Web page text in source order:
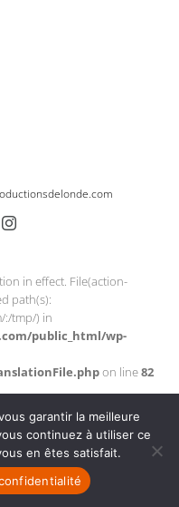
Instagram
garantir la meilleure
continuez à utiliser ce
en êtes satisfait.
in effect. File(action-
path(s):
:/tmp/) in
public_html/wp-
on line82
in effect. File(action-
path(s):
:/tmp/) in
public_html/wp-